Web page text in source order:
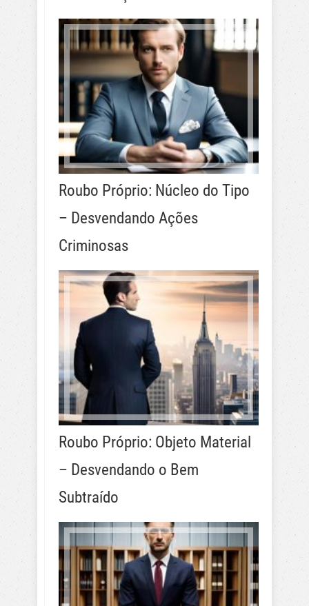
Roubo Próprio: Núcleo do Tipo
– Desvendando Ações
Criminosas
Roubo Próprio: Objeto Material
– Desvendando o Bem
Subtraído